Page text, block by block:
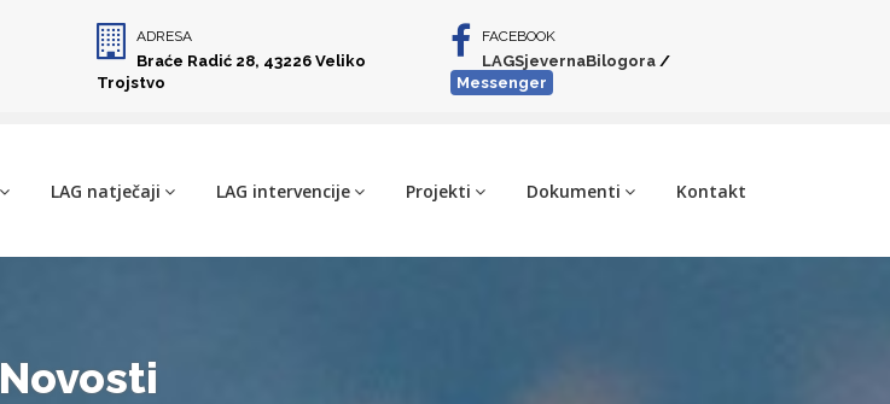
ADRESA
Braće Radić 28, 43226 Veliko
Trojstvo
FACEBOOK
LAGSjevernaBilogora/
Messenger
LAG natječaji LAG intervencije Projekti Dokumenti Kontakt
Novosti